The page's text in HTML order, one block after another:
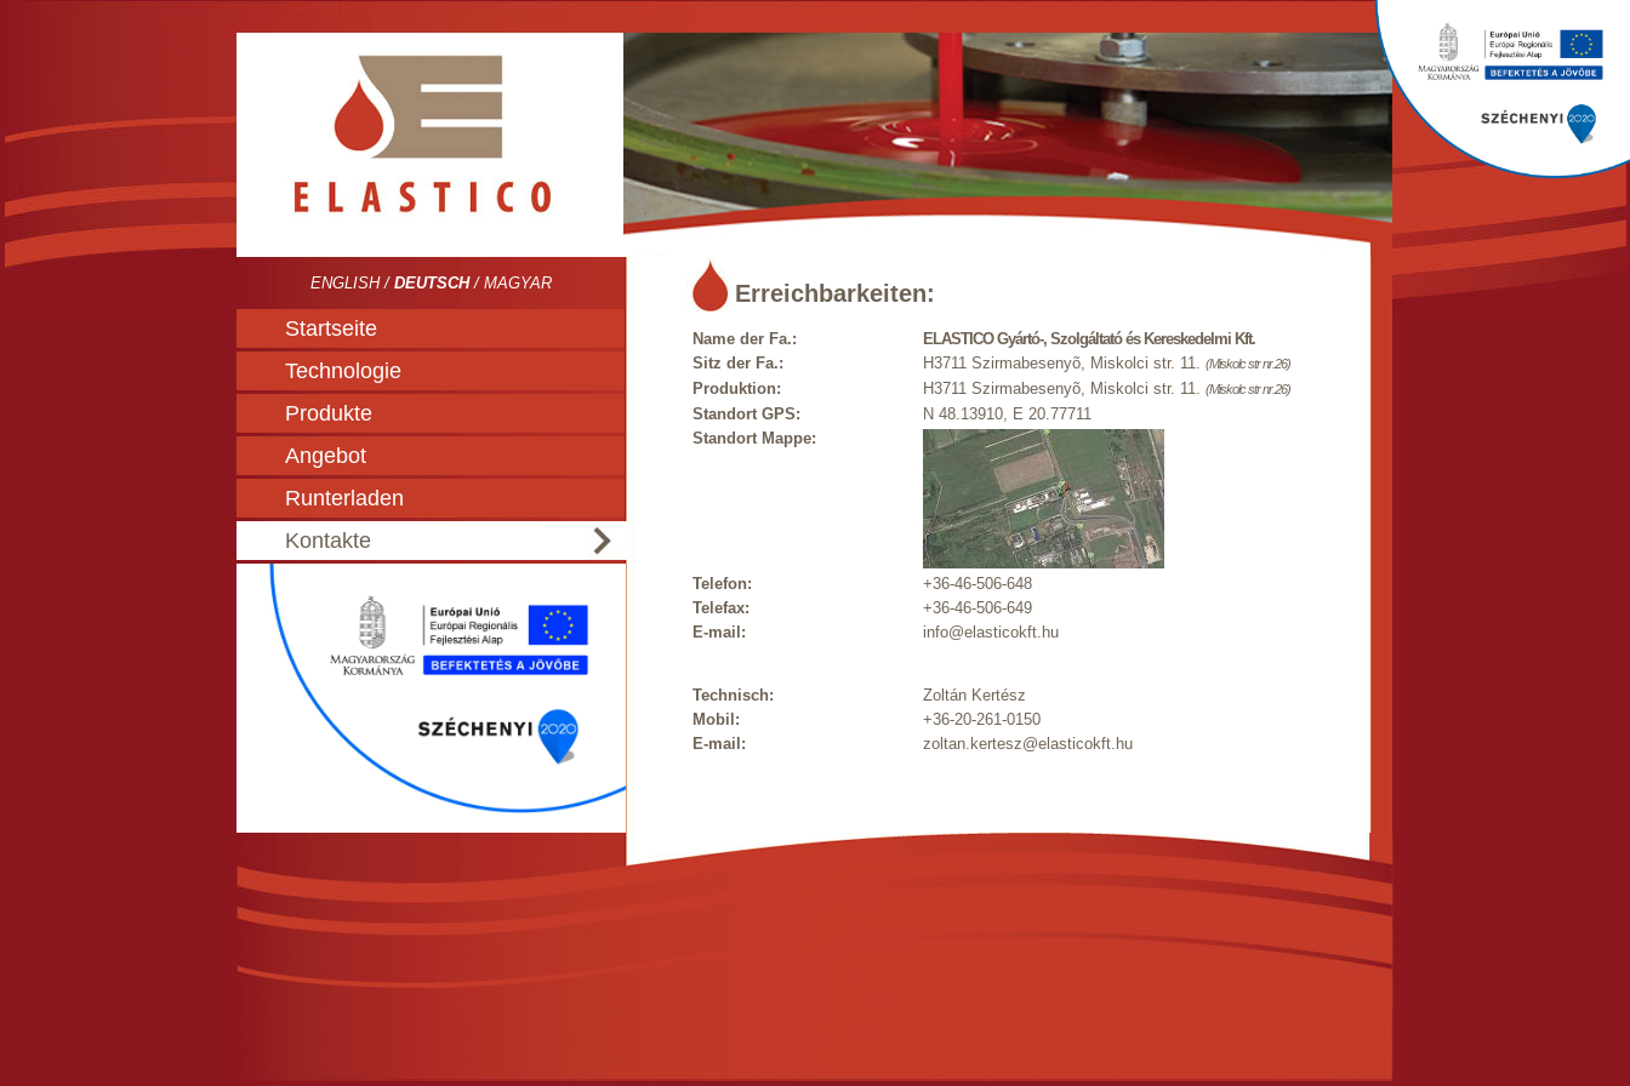
ENGLISH/ DEUTSCH/ MAGYAR
Startseite
Technologie
Produkte
Angebot
Runterladen
Kontakte
Erreichbarkeiten:
Name der Fa.:
ELASTICO Gyártó-, Szolgáltató és Kereskedelmi Kft.
Sitz der Fa.:
H3711 Szirmabesenyõ, Miskolci str. 11. (Miskolc str nr.26)
Produktion: H3711 Szirmabesenyõ, Miskolci str. 11. (Miskolc str nr.26)
Standort GPS:
N 48.13910, E 20.77711
Standort Mappe:
Telefon:
+36-46-506-648
Telefax:
+36-46-506-649
E-mail:
info@elasticokft.hu
Technisch:
Zoltán Kertész
Mobil:
+36-20-261-0150
E-mail:
zoltan.kertesz@elasticokft.hu